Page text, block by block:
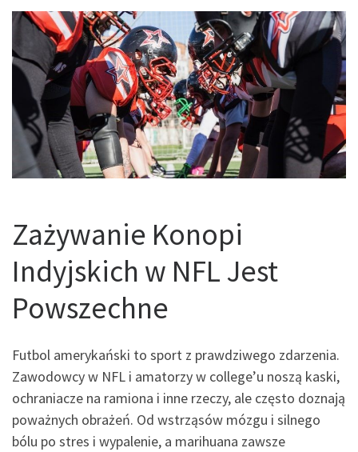
Zażywanie Konopi
Indyjskich w NFL Jest
Powszechne
Futbol amerykański to sport z prawdziwego zdarzenia.
Zawodowcy w NFL i amatorzy w college’u noszą kaski,
ochraniacze na ramiona i inne rzeczy, ale często doznają
poważnych obrażeń. Od wstrząsów mózgu i silnego
bólu po stres i wypalenie, a marihuana zawsze